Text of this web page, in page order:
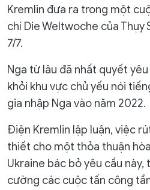
Kremlin đưa ra trong một
chí Die Weltwoche của Thụy
7/7.
Nga từ lâu đã nhất quyết
khỏi khu vực chủ yếu nói
gia nhập Nga vào năm 2022.
Điện Kremlin lập luận, việc
thiết cho một thỏa thuận
Ukraine bác bỏ yêu cầu này,
cường các cuộc tấn công